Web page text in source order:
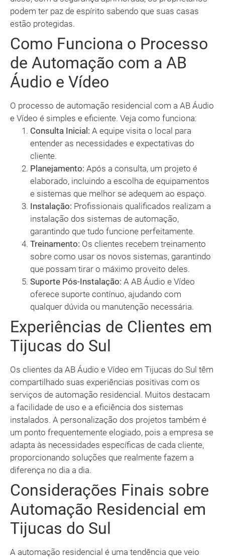
podem ter paz de espírito sabendo que suas casas
estão protegidas.
Como Funciona o Processo
de Automação com a AB
Áudio e Vídeo
O processo de automação residencial com a AB Áudio
e Vídeo é simples e eficiente. Veja como funciona:
Consulta Inicial: A equipe visita o local para
entender as necessidades e expectativas do
cliente.
Planejamento: Após a consulta, um projeto é
elaborado, incluindo a escolha de equipamentos
e sistemas que melhor se adequem ao espaço.
Instalação: Profissionais qualificados realizam a
instalação dos sistemas de automação,
garantindo que tudo funcione perfeitamente.
Treinamento: Os clientes recebem treinamento
sobre como usar os novos sistemas, garantindo
que possam tirar o máximo proveito deles.
Suporte Pós-Instalação: A AB Áudio e Vídeo
oferece suporte contínuo, ajudando com
qualquer dúvida ou manutenção necessária.
Experiências de Clientes em
Tijucas do Sul
Os clientes da AB Áudio e Vídeo em Tijucas do Sul têm
compartilhado suas experiências positivas com os
serviços de automação residencial. Muitos destacam
a facilidade de uso e a eficiência dos sistemas
instalados. A personalização dos projetos também é
um ponto frequentemente elogiado, pois a empresa se
adapta às necessidades específicas de cada cliente,
proporcionando soluções que realmente fazem a
diferença no dia a dia.
Considerações Finais sobre
Automação Residencial em
Tijucas do Sul
A automação residencial é uma tendência que veio